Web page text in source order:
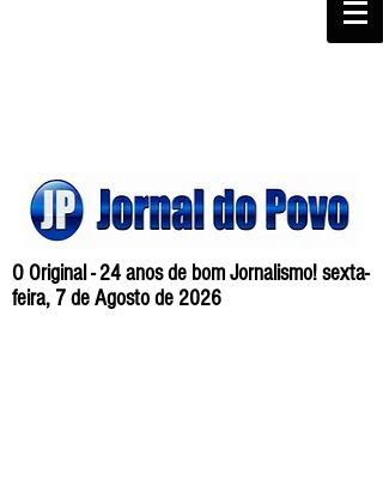
O Original - 24 anos de bom Jornalismo! sexta-
feira, 7 de Agosto de 2026